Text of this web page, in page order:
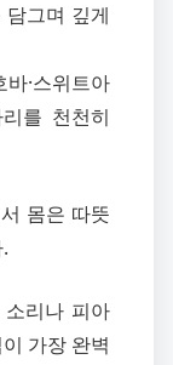
그며 깊게
·스위트아
를 천천히
몸은 따뜻
리나 피아
가장 완벽